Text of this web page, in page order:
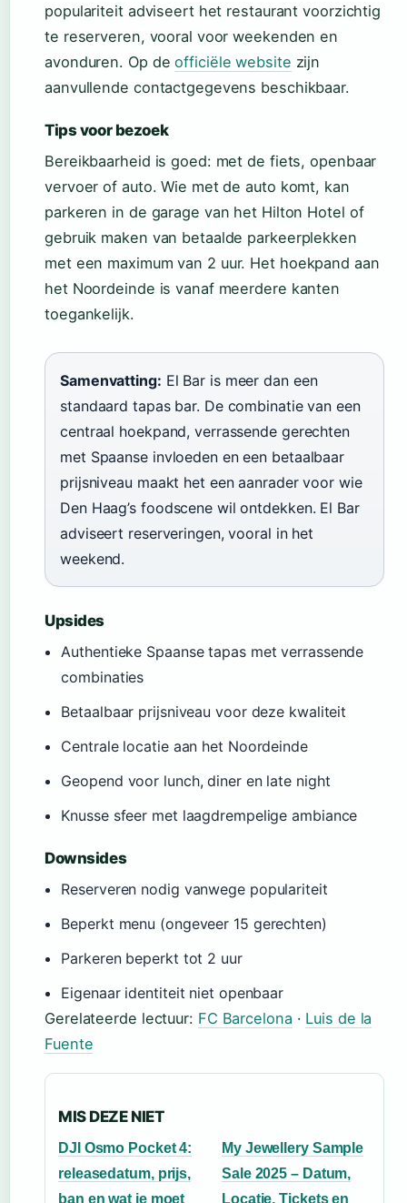
populariteit adviseert het restaurant voorzichtig
te reserveren, vooral voor weekenden en
avonduren. Op deofficiële website zijn
aanvullende contactgegevens beschikbaar.
Tips voor bezoek
Bereikbaarheid is goed: met de fiets, openbaar
vervoer of auto. Wie met de auto komt, kan
parkeren in de garage van het Hilton Hotel of
gebruik maken van betaalde parkeerplekken
met een maximum van 2 uur. Het hoekpand aan
het Noordeinde is vanaf meerdere kanten
toegankelijk.
Samenvatting: El Bar is meer dan een
standaard tapas bar. De combinatie van een
centraal hoekpand, verrassende gerechten
met Spaanse invloeden en een betaalbaar
prijsniveau maakt het een aanrader voor wie
Den Haag’s foodscene wil ontdekken. El Bar
adviseert reserveringen, vooral in het
weekend.
Upsides
Authentieke Spaanse tapas met verrassende
combinaties
Betaalbaar prijsniveau voor deze kwaliteit
Centrale locatie aan het Noordeinde
Geopend voor lunch, diner en late night
Knusse sfeer met laagdrempelige ambiance
Downsides
Reserveren nodig vanwege populariteit
Beperkt menu (ongeveer 15 gerechten)
Parkeren beperkt tot 2 uur
Eigenaar identiteit niet openbaar
Gerelateerde lectuur: FC Barcelona · Luis de la
Fuente
MIS DEZE NIET
DJI Osmo Pocket 4:
releasedatum, prijs,
ban en wat je moet
My Jewellery Sample
Sale 2025 – Datum,
Locatie, Tickets en